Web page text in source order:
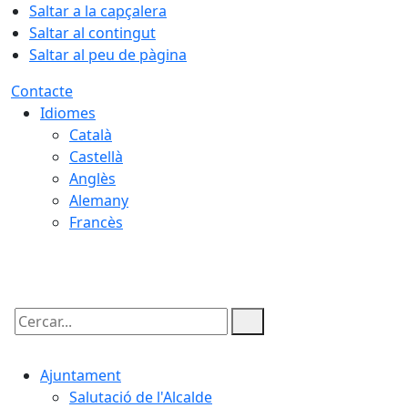
Saltar a la capçalera
Saltar al contingut
Saltar al peu de pàgina
Contacte
Idiomes
Català
Castellà
Anglès
Alemany
Francès
Cercar:
Ajuntament
Salutació de l'Alcalde